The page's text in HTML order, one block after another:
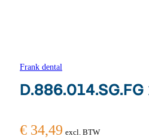
Frank dental
€ 34,49 excl. BTW